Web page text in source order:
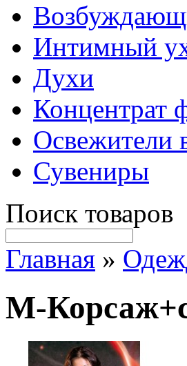
Интимный
Духи
Концентрат
Освежители
Сувениры
Поиск товаров
Главная »
М-